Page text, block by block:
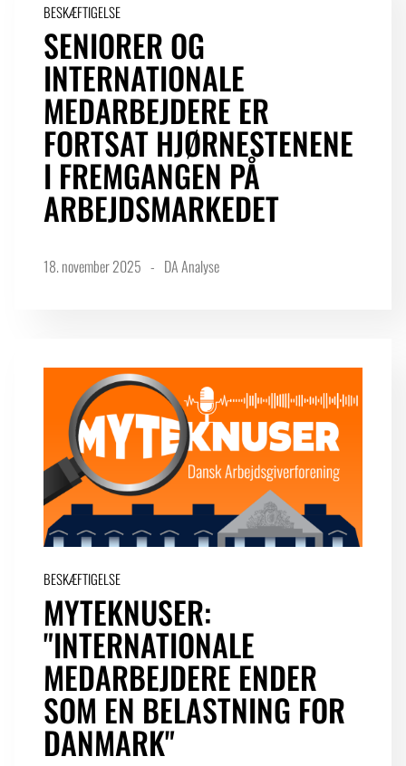
BESKÆFTIGELSE
SENIORER OG
INTERNATIONALE
MEDARBEJDERE ER
FORTSAT HJØRNESTENENE
I FREMGANGEN PÅ
ARBEJDSMARKEDET
18. november 2025 DA Analyse
BESKÆFTIGELSE
MYTEKNUSER:
"INTERNATIONALE
MEDARBEJDERE ENDER
SOM EN BELASTNING FOR
DANMARK"